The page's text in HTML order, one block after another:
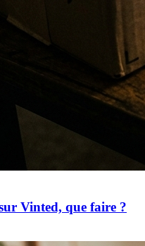
Vinted, que faire ?